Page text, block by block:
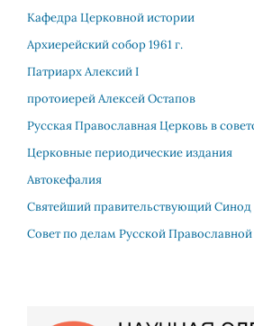
Кафедра Церковной истории
Архиерейский собор 1961 г.
Патриарх Алекcий I
протоиерей Алексей Остапов
Русская Православная Церковь в
Церковные периодические издания
Автокефалия
Святейший правительствующий Синод
Совет по делам Русской